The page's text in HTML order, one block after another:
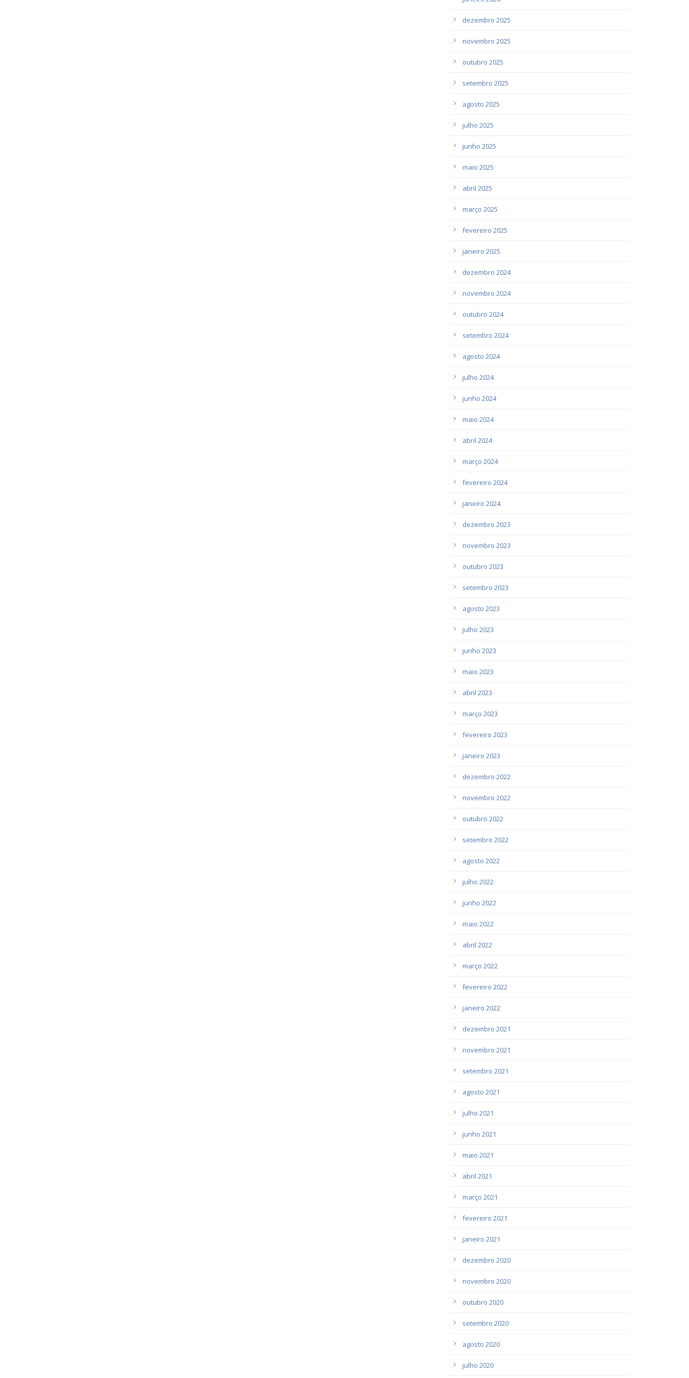
dezembro 2025
novembro 2025
outubro 2025
setembro 2025
agosto 2025
julho 2025
junho 2025
maio 2025
abril 2025
março 2025
fevereiro 2025
janeiro 2025
dezembro 2024
novembro 2024
outubro 2024
setembro 2024
agosto 2024
julho 2024
junho 2024
maio 2024
abril 2024
março 2024
fevereiro 2024
janeiro 2024
dezembro 2023
novembro 2023
outubro 2023
setembro 2023
agosto 2023
julho 2023
junho 2023
maio 2023
abril 2023
março 2023
fevereiro 2023
janeiro 2023
dezembro 2022
novembro 2022
outubro 2022
setembro 2022
agosto 2022
julho 2022
junho 2022
maio 2022
abril 2022
março 2022
fevereiro 2022
janeiro 2022
dezembro 2021
novembro 2021
setembro 2021
agosto 2021
julho 2021
junho 2021
maio 2021
abril 2021
março 2021
fevereiro 2021
janeiro 2021
dezembro 2020
novembro 2020
outubro 2020
setembro 2020
agosto 2020
julho 2020